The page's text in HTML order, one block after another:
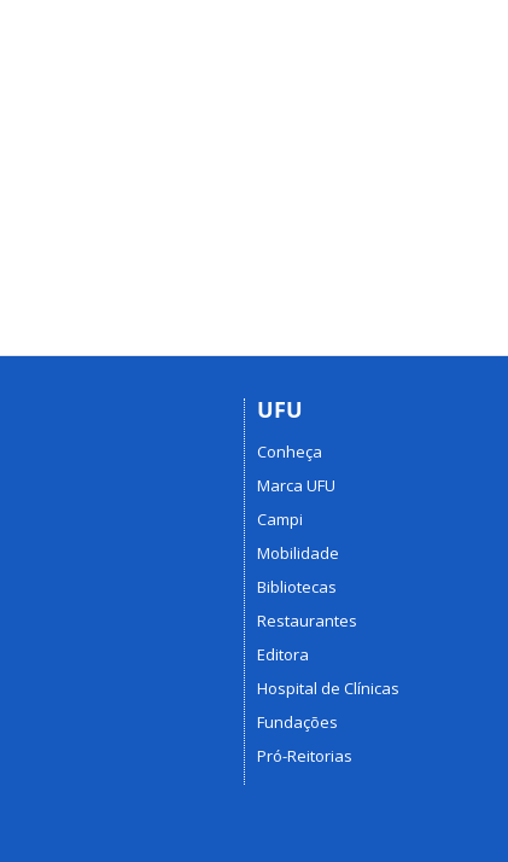
UFU
Conheça
Marca UFU
Campi
Mobilidade
Bibliotecas
Restaurantes
Editora
Hospital de Clínicas
Fundações
Pró-Reitorias